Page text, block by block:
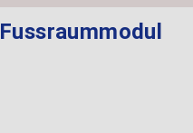
Fussraummodul